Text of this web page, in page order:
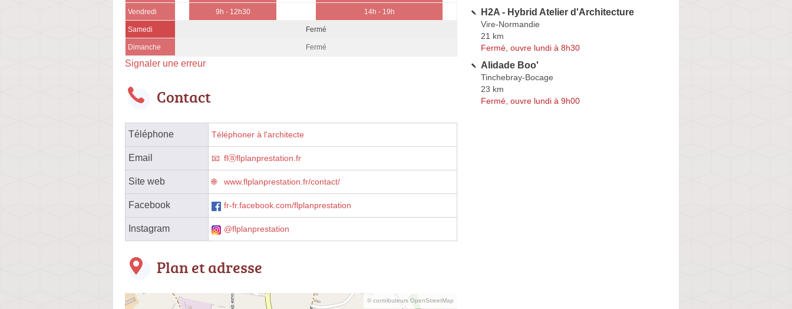
Vendredi 9h - 12h30 14h - 19h
Samedi Fermé
Dimanche Fermé
Signaler une erreur
Contact
Téléphone Téléphoner à l'architecte
Email flⓐflplanprestation.fr
Site web www.flplanprestation.fr/contact/
Facebook fr-fr.facebook.com/flplanprestation
Instagram @flplanprestation
Plan et adresse
© contributeurs OpenStreetMap
H2A - Hybrid Atelier d'Architecture
Vire-Normandie
21 km
Fermé, ouvre lundi à 8h30
Alidade Boo'
Tinchebray-Bocage
23 km
Fermé, ouvre lundi à 9h00